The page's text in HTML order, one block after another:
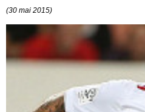
(30 mai 2015)